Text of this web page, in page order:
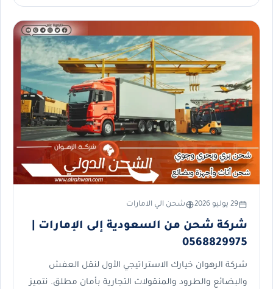
29 يوليو 2026 شحن الي الامارات
شركة شحن من السعودية إلى الإمارات |
0568829975
شركة الرهوان خيارك الاستراتيجي الأول لنقل العفش
والبضائع والطرود والمنقولات التجارية بأمان مطلق. نتميز